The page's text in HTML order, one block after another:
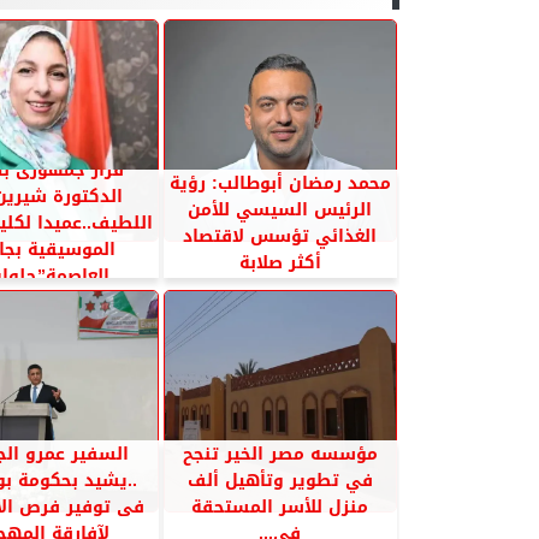
محمد رمضان أبوطالب: رؤية
الرئيس السيسي للأمن
الغذائي تؤسس لاقتصاد
أكثر صلابة
قرار جمهورى
الدكتورة
اللطيف..عميدا
الموسيقية
مؤسسه مصر الخير تنجح
في تطوير وتأهيل ألف
منزل للأسر المستحقة
السفير عمرو
..يشيد بحكومة
فى توفير فرص